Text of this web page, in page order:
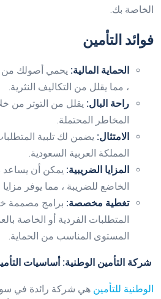
الخاصة بك.
فوائد التأمين
الحماية المالية: يحمي أصولك من
، مما يقلل من التكاليف النثرية.
راحة البال: يقلل من التوتر من
المخاطر المحتملة.
الامتثال: يضمن لك تلبية
المملكة العربية السعودية.
المزايا الضريبية: يمكن أن يساعد
الخاضع للضريبة ، مما يوفر مزايا
تغطية مخصصة: برامج مصممة
المتطلبات الفردية أو الخاصة
المستوى المناسب من الحماية.
شركة التأمين الوطنية: أساسيات
الوطنية للتأمين هي شركة رائدة في